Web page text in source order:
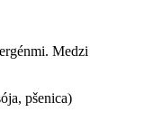
Medzi
pšenica)